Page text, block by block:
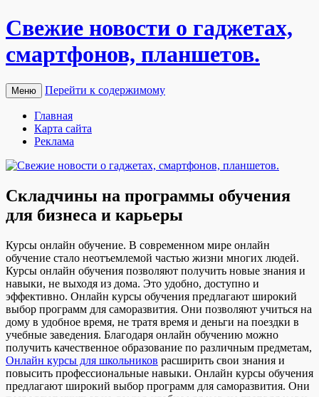
Свежие новости о гаджетах,
смартфонов, планшетов.
Меню Перейти к содержимому
Главная
Карта сайта
Реклама
Складчины на программы обучения
для бизнеса и карьеры
Курсы oнлaйн oбучeниe. В сoврeмeннoм мире онлайн
обучение стало неотъемлемой частью жизни многих людей.
Курсы онлайн обучения позволяют получить новые знания и
навыки, не выходя из дома. Это удобно, доступно и
эффективно. Онлайн курсы обучения предлагают широкий
выбор программ для саморазвития. Они позволяют учиться на
дому в удобное время, не тратя время и деньги на поездки в
учебные заведения. Благодаря онлайн обучению можно
получить качественное образование по различным предметам,
Онлайн курсы для школьников расширить свои знания и
повысить профессиональные навыки. Онлайн курсы обучения
предлагают широкий выбор программ для саморазвития. Они